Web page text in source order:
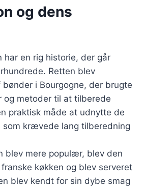
og dens
har en rig historie, der går
Retten blev
i Bourgogne, der brugte
og metoder til at tilberede
praktisk måde at udnytte de
som krævede lang tilberedning
blev mere populær, blev den
køkken og blev serveret
blev kendt for sin dybe smag